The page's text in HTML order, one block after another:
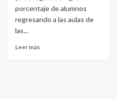
porcentaje de alumnos
regresando a las aulas de
las...
Leer más